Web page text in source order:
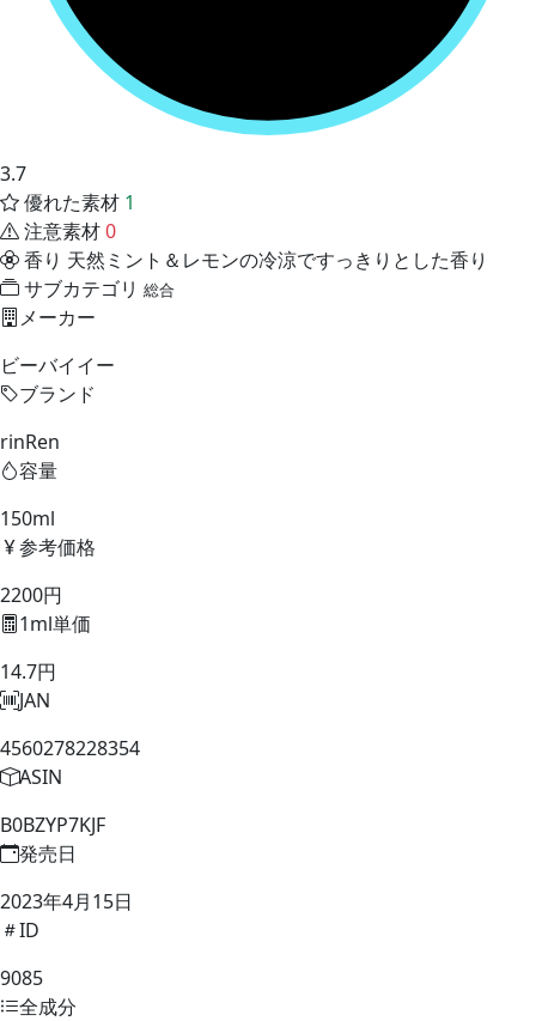
3.7
優れた素材 1
注意素材0
香り 天然ミント＆レモンの冷涼ですっきりとした香り
サブカテゴリ 総合
メーカー
ビーバイイー
ブランド
rinRen
容量
150ml
参考価格
2200円
1ml単価
14.7円
JAN
4560278228354
ASIN
B0BZYP7KJF
発売日
2023年4月15日
ID
9085
全成分